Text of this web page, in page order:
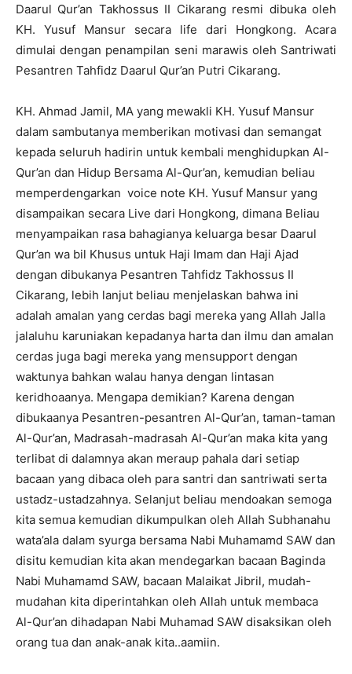
Daarul Qur’an Takhossus II Cikarang resmi dibuka oleh
KH. Yusuf Mansur secara life dari Hongkong. Acara
dimulai dengan penampilan seni marawis oleh Santriwati
Pesantren Tahfidz Daarul Qur’an Putri Cikarang.
KH. Ahmad Jamil, MA yang mewakli KH. Yusuf Mansur
dalam sambutanya memberikan motivasi dan semangat
kepada seluruh hadirin untuk kembali menghidupkan Al-
Qur’an dan Hidup Bersama Al-Qur’an, kemudian beliau
memperdengarkan voice note KH. Yusuf Mansur yang
disampaikan secara Live dari Hongkong, dimana Beliau
menyampaikan rasa bahagianya keluarga besar Daarul
Qur’an wa bil Khusus untuk Haji Imam dan Haji Ajad
dengan dibukanya Pesantren Tahfidz Takhossus II
Cikarang, lebih lanjut beliau menjelaskan bahwa ini
adalah amalan yang cerdas bagi mereka yang Allah Jalla
jalaluhu karuniakan kepadanya harta dan ilmu dan amalan
cerdas juga bagi mereka yang mensupport dengan
waktunya bahkan walau hanya dengan lintasan
keridhoaanya. Mengapa demikian? Karena dengan
dibukaanya Pesantren-pesantren Al-Qur’an, taman-taman
Al-Qur’an, Madrasah-madrasah Al-Qur’an maka kita yang
terlibat di dalamnya akan meraup pahala dari setiap
bacaan yang dibaca oleh para santri dan santriwati serta
ustadz-ustadzahnya. Selanjut beliau mendoakan semoga
kita semua kemudian dikumpulkan oleh Allah Subhanahu
wata’ala dalam syurga bersama Nabi Muhamamd SAW dan
disitu kemudian kita akan mendegarkan bacaan Baginda
Nabi Muhamamd SAW, bacaan Malaikat Jibril, mudah-
mudahan kita diperintahkan oleh Allah untuk membaca
Al-Qur’an dihadapan Nabi Muhamad SAW disaksikan oleh
orang tua dan anak-anak kita..aamiin.